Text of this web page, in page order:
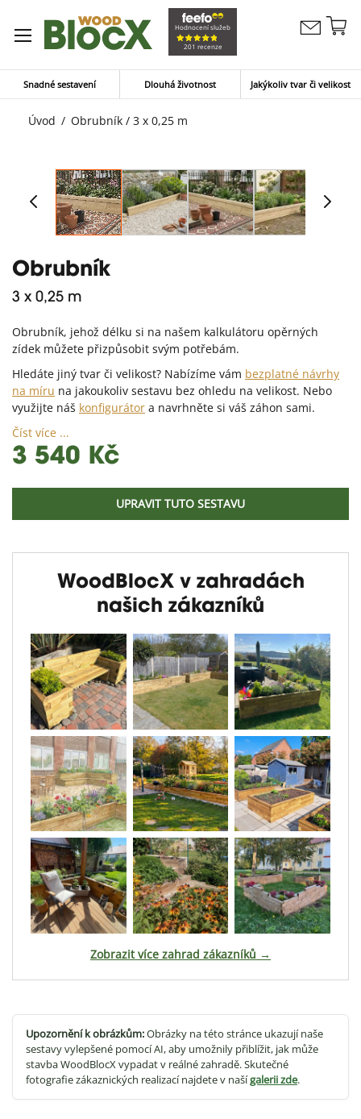
Hodnocení služeb
201 recenze
Kontaktujte
Snadné sestavení Dlouhá životnost Jakýkoliv tvar či velikost
Úvod Obrubník / 3 x 0,25 m
Obrubník
3 x 0,25 m
Obrubník, jehož délku si na našem kalkulátoru opěrných
zídek můžete přizpůsobit svým potřebám.
Hledáte jiný tvar či velikost? Nabízíme vám bezplatné návrhy
na míru na jakoukoliv sestavu bez ohledu na velikost. Nebo
využijte náš konfigurátor a navrhněte si váš záhon sami.
Číst více ...
3 540 Kč
UPRAVIT TUTO SESTAVU
WoodBlocX v zahradách
našich zákazníků
Zobrazit více zahrad zákazníků →
Upozornění k obrázkům:Obrázky na této stránce ukazují naše
sestavy vylepšené pomocí AI, aby umožnily přiblížit, jak může
stavba WoodBlocX vypadat v reálné zahradě. Skutečné
fotografie zákaznických realizací najdete v našígalerii zde.